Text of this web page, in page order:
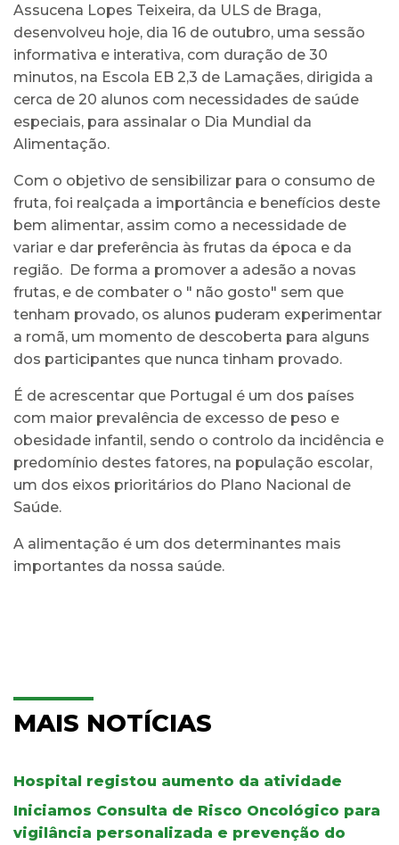
Assucena Lopes Teixeira, da ULS de Braga,
desenvolveu hoje, dia 16 de outubro, uma sessão
informativa e interativa, com duração de 30
minutos, na Escola EB 2,3 de Lamaçães, dirigida a
cerca de 20 alunos com necessidades de saúde
especiais, para assinalar o Dia Mundial da
Alimentação.
Com o objetivo de sensibilizar para o consumo de
fruta, foi realçada a importância e benefícios deste
bem alimentar, assim como a necessidade de
variar e dar preferência às frutas da época e da
região. De forma a promover a adesão a novas
frutas, e de combater o " não gosto" sem que
tenham provado, os alunos puderam experimentar
a romã, um momento de descoberta para alguns
dos participantes que nunca tinham provado.
É de acrescentar que Portugal é um dos países
com maior prevalência de excesso de peso e
obesidade infantil, sendo o controlo da incidência e
predomínio destes fatores, na população escolar,
um dos eixos prioritários do Plano Nacional de
Saúde.
A alimentação é um dos determinantes mais
importantes da nossa saúde.
MAIS NOTÍCIAS
Hospital registou aumento da atividade
Iniciamos Consulta de Risco Oncológico para
vigilância personalizada e prevenção do